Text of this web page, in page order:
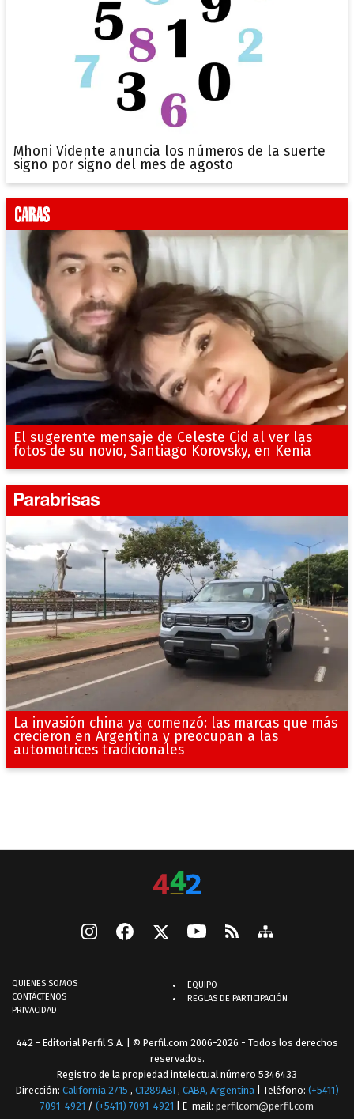
Mhoni Vidente anuncia los números de la suerte
signo por signo del mes de agosto
El sugerente mensaje de Celeste Cid al ver las
fotos de su novio, Santiago Korovsky, en Kenia
La invasión china ya comenzó: las marcas que más
crecieron en Argentina y preocupan a las
automotrices tradicionales
QUIENES SOMOS
CONTÁCTENOS
PRIVACIDAD
EQUIPO
REGLAS DE PARTICIPACIÓN
442 - Editorial Perfil S.A. | © Perfil.com 2006-2026 - Todos los derechos
reservados.
Registro de la propiedad intelectual número 5346433
Dirección: California 2715 , C1289ABI , CABA, Argentina | Teléfono: (+5411)
7091-4921 / (+5411) 7091-4921 | E-mail: perfilcom@perfil.com